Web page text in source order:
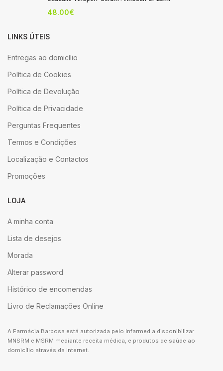
48.00€
LINKS ÚTEIS
Entregas ao domicílio
Política de Cookies
Política de Devolução
Política de Privacidade
Perguntas Frequentes
Termos e Condições
Localização e Contactos
Promoções
LOJA
A minha conta
Lista de desejos
Morada
Alterar password
Histórico de encomendas
Livro de Reclamações Online
A Farmácia Barbosa está autorizada pelo Infarmed a disponibilizar
MNSRM e MSRM mediante receita médica, e produtos de saúde ao
domicílio através da Internet.